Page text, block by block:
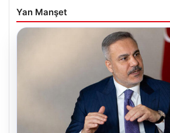
Yan Manşet